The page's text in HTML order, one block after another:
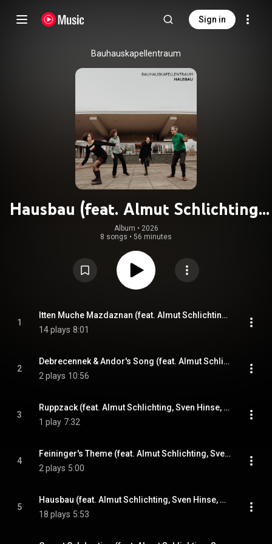
Sign in
Bauhauskapellentraum
Hausbau (feat. Almut Schlichting,
Sven Hinse, Daniel Meyer &
Jacobien Vlasman)
Album • 2026
8 songs • 56 minutes
1
Itten Muche Mazdaznan (feat. Almut Schlichting, Sven Hinse, Daniel Meyer & Jacobien Vlasman)
14 plays 8:01
2
Debrecennek & Andor's Song (feat. Almut Schlichting, Sven Hinse, Daniel Meyer & Jacobien Vlasman)
2 plays 10:56
3
Ruppzack (feat. Almut Schlichting, Sven Hinse, Daniel Meyer & Jacobien Vlasman)
1 play 7:32
4
Feininger's Theme (feat. Almut Schlichting, Sven Hinse, Daniel Meyer & Jacobien Vlasman)
2 plays 5:00
5
Hausbau (feat. Almut Schlichting, Sven Hinse, Daniel Meyer & Jacobien Vlasman)
18 plays 5:53